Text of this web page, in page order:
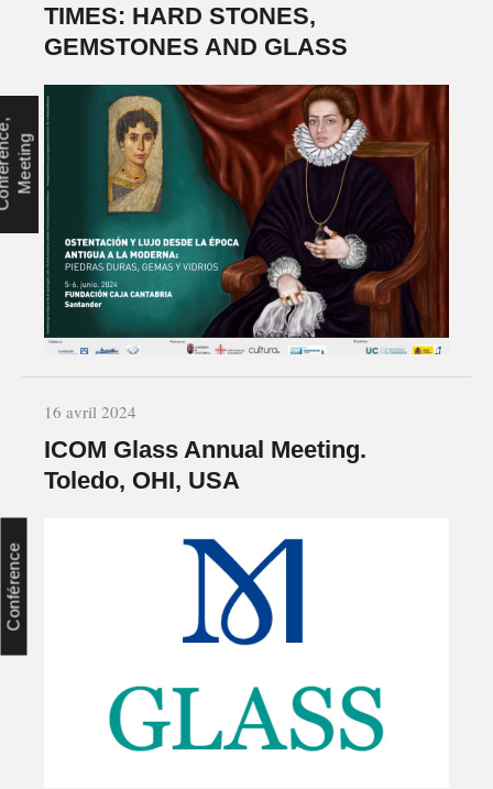
TIMES: HARD STONES,
GEMSTONES AND GLASS
c
g
16 avril 2024
ICOM Glass Annual Meeting.
Toledo, OHI, USA
Conférence